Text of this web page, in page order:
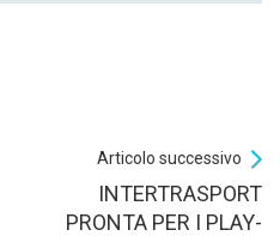
Articolo successivo
INTERTRASPORT
PRONTA PER I PLAY-